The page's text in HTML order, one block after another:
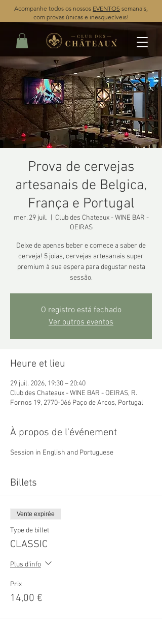
Acompanhe todos os nossos EVENTOS semanais,
com provas únicas e inesquecíveis!
Prova de cervejas
artesanais de Belgica,
França e Portugal
mer. 29 juil.
Club des Chateaux - WINE BAR -
OEIRAS
Deixe de apenas beber e comece a saber de
cerveja! 5 joias, cervejas artesanais super
premium à sua espera para degustar nesta
sessão.
O registro está fechado
Ver outros eventos
Heure et lieu
29 juil. 2026, 19:30 – 20:40
Club des Chateaux - WINE BAR - OEIRAS, R.
Fornos 19, 2770-066 Paço de Arcos, Portugal
À propos de l'événement
Session in English and Portuguese
Billets
Vente expirée
Type de billet
CLASSIC
Plus d'info
Prix
14,00 €